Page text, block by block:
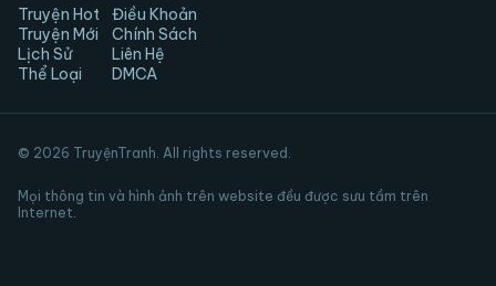
Truyện Hot
Truyện Mới
Lịch Sử
Thể Loại
Điều Khoản
Chính Sách
Liên Hệ
DMCA
© 2026 TruyệnTranh. All rights reserved.
Mọi thông tin và hình ảnh trên website đều được sưu tầm trên
Internet.